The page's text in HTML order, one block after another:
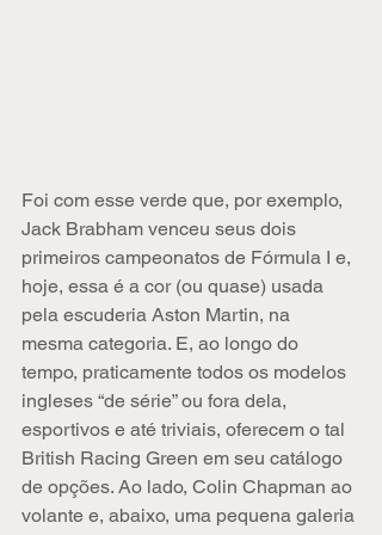
Foi com esse verde que, por exemplo,
Jack Brabham venceu seus dois
primeiros campeonatos de Fórmula I e,
hoje, essa é a cor (ou quase) usada
pela escuderia Aston Martin, na
mesma categoria. E, ao longo do
tempo, praticamente todos os modelos
ingleses “de série” ou fora dela,
esportivos e até triviais, oferecem o tal
British Racing Green em seu catálogo
de opções. Ao lado, Colin Chapman ao
volante e, abaixo, uma pequena galeria